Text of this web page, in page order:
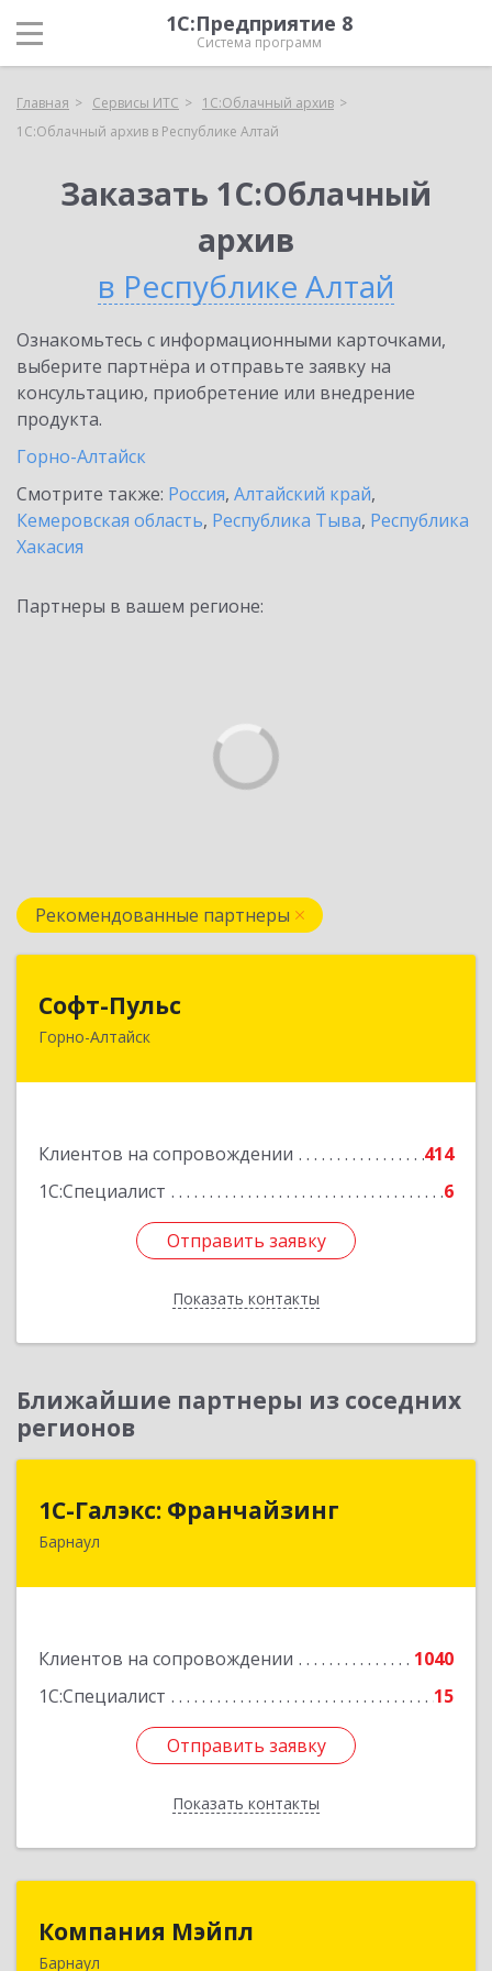
1С:Предприятие 8
Система программ
Главная Сервисы ИТС
1С:Облачный архив
1С:Облачный архив в Республике Алтай
Заказать 1С:Облачный
архив
в Республике Алтай
Ознакомьтесь с информационными карточками,
выберите партнёра и отправьте заявку на
консультацию, приобретение или внедрение
продукта.
Горно-Алтайск
Смотрите также: Россия, Алтайский край,
Кемеровская область, Республика Тыва, Республика
Хакасия
Партнеры в вашем регионе:
Рекомендованные партнеры
Софт-Пульс
Горно-Алтайск
Клиентов на сопровождении
414
1С:Специалист
6
Отправить заявку
Показать контакты
649006, Алтай Респ, Горно-Алтайск г,
Отправить заявку
Назад
Ближайшие партнеры из соседних
регионов
1С-Галэкс: Франчайзинг
Барнаул
Клиентов на сопровождении
1040
1С:Специалист
15
Отправить заявку
Показать контакты
1С-Галэкс: Франчайзинг
656015, Алтайский край, Барнаул г, Деповская
Отправить заявку
Назад
Компания Мэйпл
Барнаул